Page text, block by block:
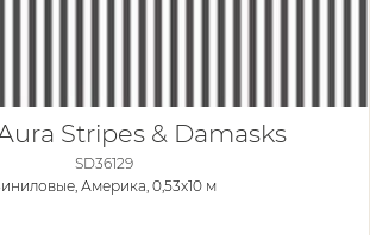
Stripes & Damasks
SD36129
Америка, 0,53x10 м